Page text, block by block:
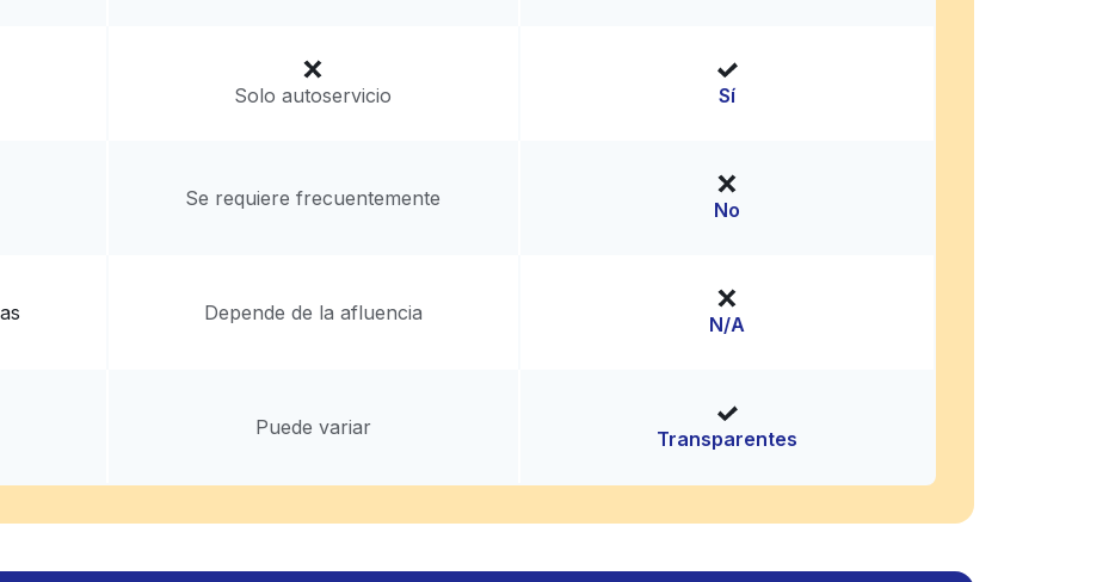
Solo autoservicio Sí
Se requiere frecuentemente No
Depende de la afluencia N/A
Puede variar Transparentes